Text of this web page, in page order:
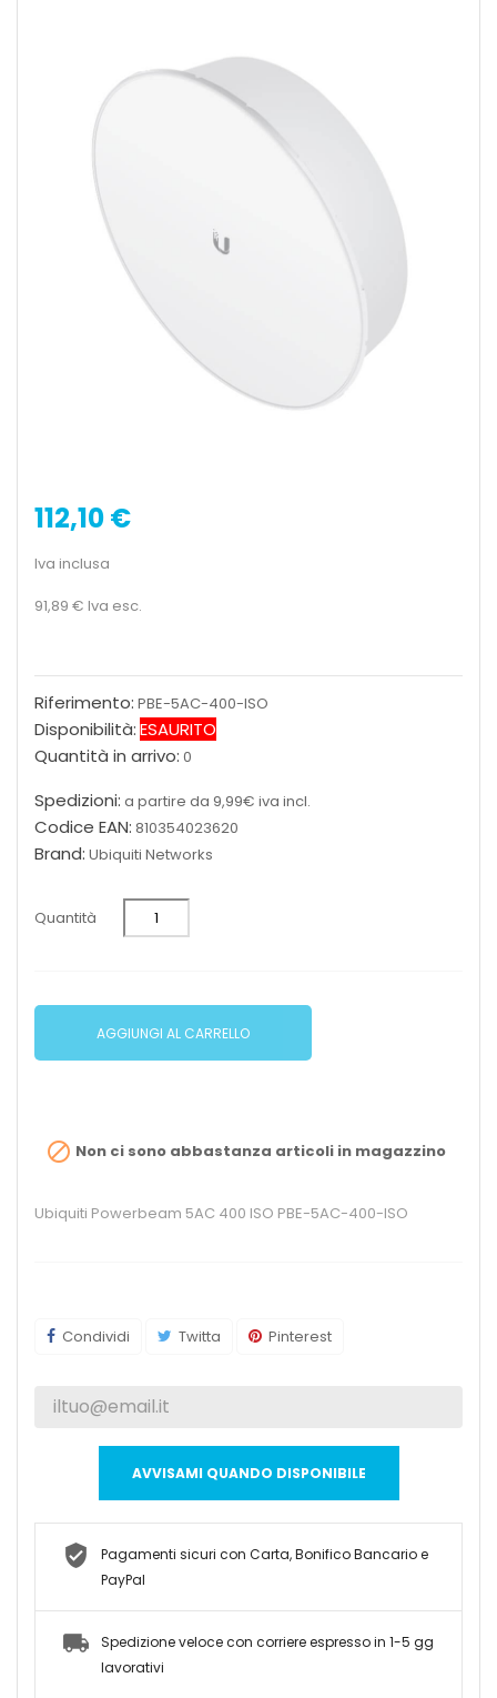
112,10 €
Iva inclusa
91,89 € Iva esc.
Riferimento: PBE-5AC-400-ISO
Disponibilità:ESAURITO
Quantità in arrivo: 0
Spedizioni: a partire da 9,99€ iva incl.
Codice EAN: 810354023620
Brand: Ubiquiti Networks
Quantità
AGGIUNGI AL CARRELLO
 Non ci sono abbastanza articoli in magazzino
Ubiquiti Powerbeam 5AC 400 ISO PBE-5AC-400-ISO
Condividi Twitta Pinterest
AVVISAMI QUANDO DISPONIBILE
Pagamenti sicuri con Carta, Bonifico Bancario e
PayPal
Spedizione veloce con corriere espresso in 1-5 gg
lavorativi